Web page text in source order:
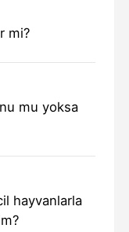
mi?
mu yoksa
hayvanlarla